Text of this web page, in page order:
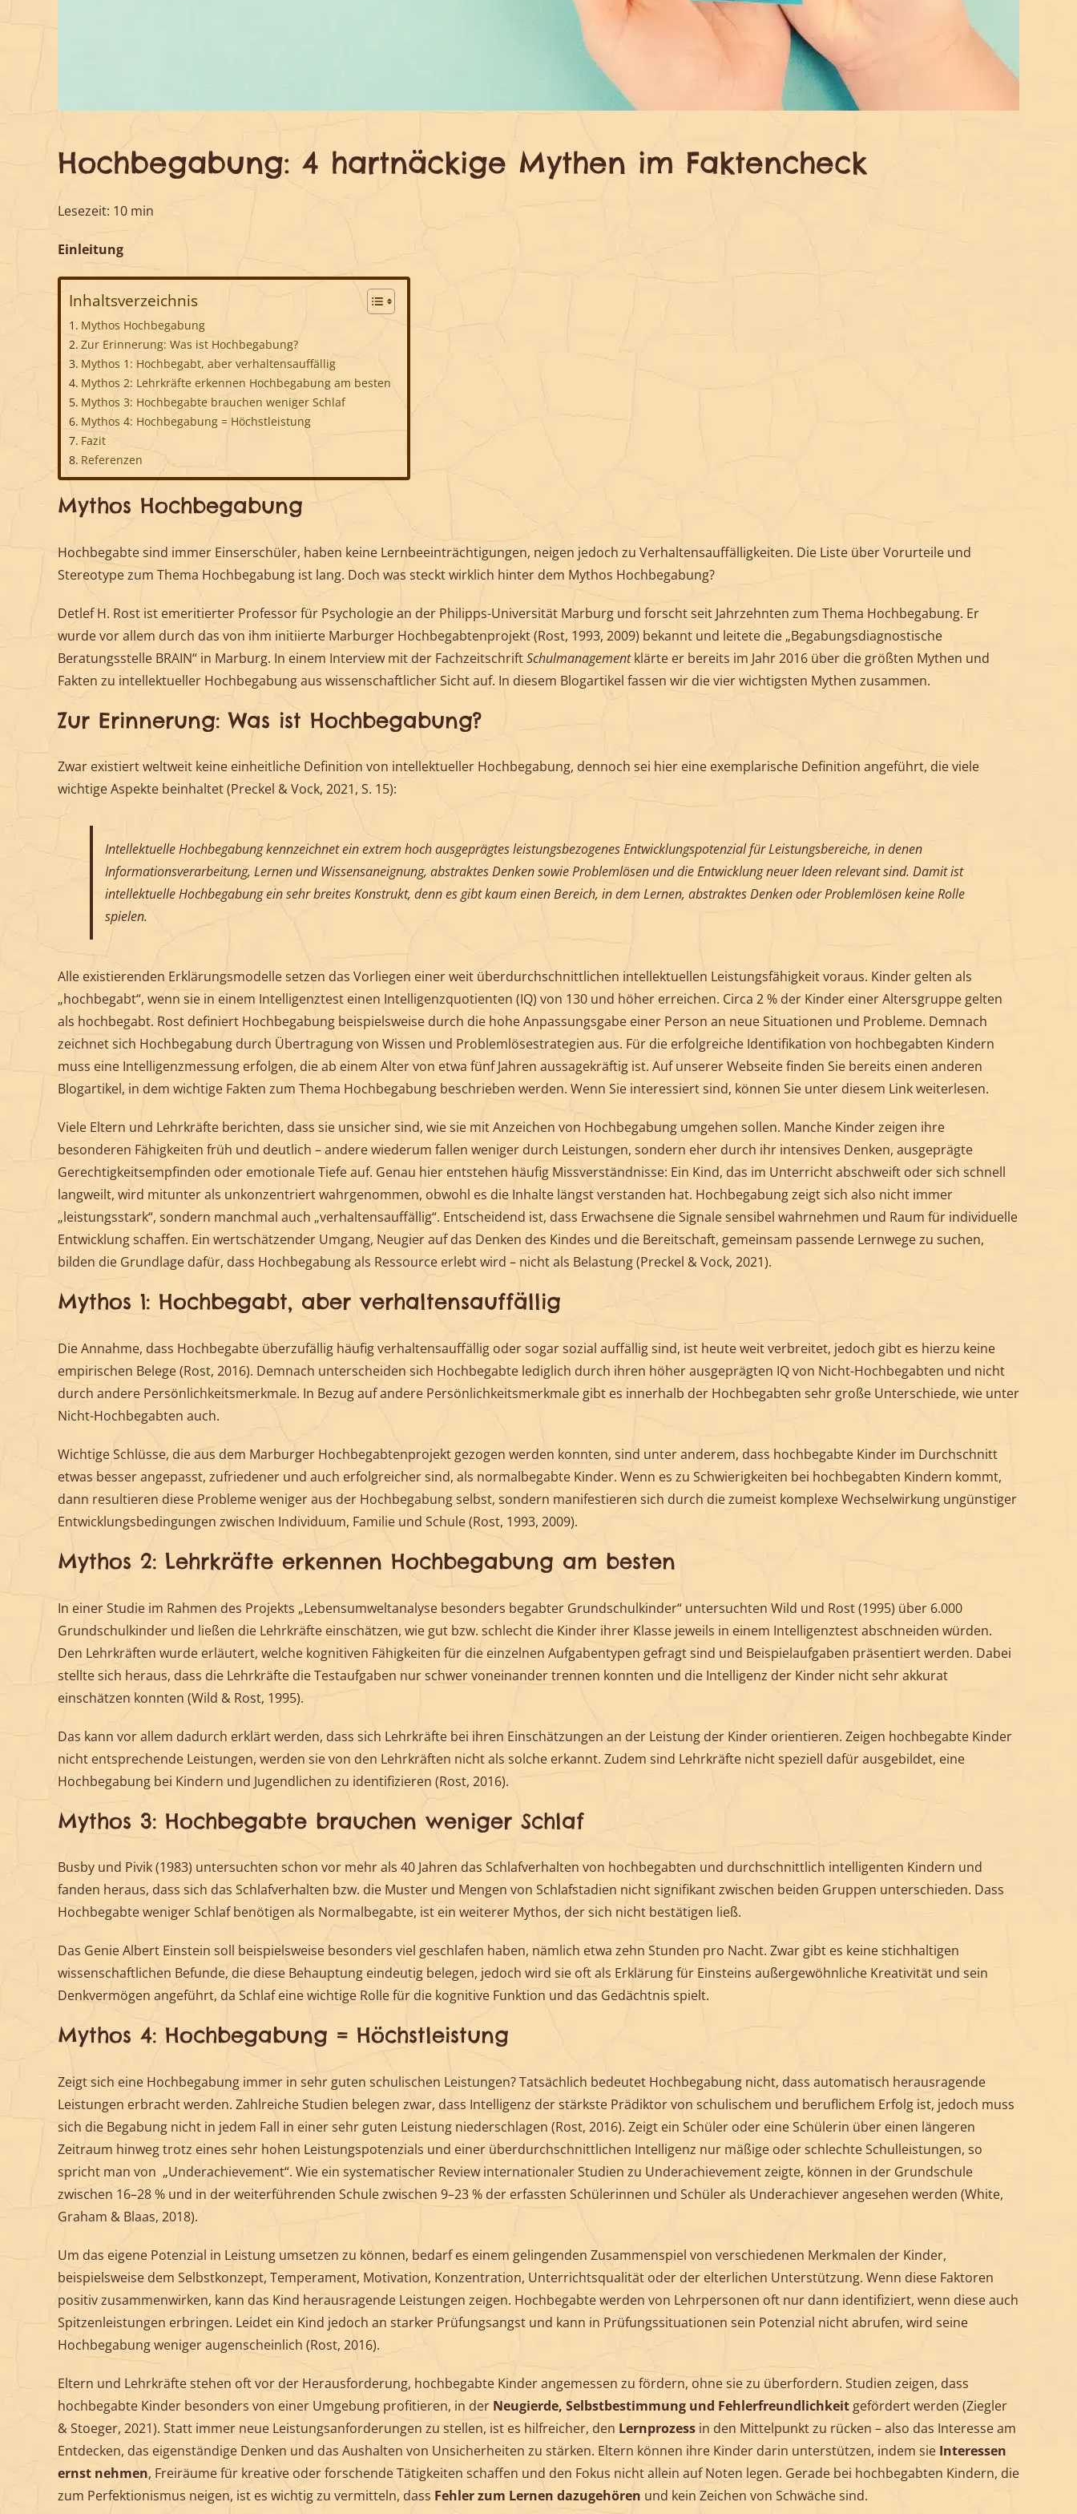
Hochbegabung: 4 hartnäckige Mythen im Faktencheck
Lesezeit: 10 min
Einleitung
Inhaltsverzeichnis
Mythos Hochbegabung
Zur Erinnerung: Was ist Hochbegabung?
Mythos 1: Hochbegabt, aber verhaltensauffällig
Mythos 2: Lehrkräfte erkennen Hochbegabung am besten
Mythos 3: Hochbegabte brauchen weniger Schlaf
Mythos 4: Hochbegabung = Höchstleistung
Fazit
Referenzen
Mythos Hochbegabung
Hochbegabte sind immer Einserschüler, haben keine Lernbeeinträchtigungen, neigen jedoch zu Verhaltensauffälligkeiten. Die Liste über Vorurteile und
Stereotype zum Thema Hochbegabung ist lang. Doch was steckt wirklich hinter dem Mythos Hochbegabung?
Detlef H. Rost ist emeritierter Professor für Psychologie an der Philipps-Universität Marburg und forscht seit Jahrzehnten zum Thema Hochbegabung. Er
wurde vor allem durch das von ihm initiierte Marburger Hochbegabtenprojekt (Rost, 1993, 2009) bekannt und leitete die „Begabungsdiagnostische
Beratungsstelle BRAIN“ in Marburg. In einem Interview mit der FachzeitschriftSchulmanagementklärte er bereits im Jahr 2016 über die größten Mythen und
Fakten zu intellektueller Hochbegabung aus wissenschaftlicher Sicht auf. In diesem Blogartikel fassen wir die vier wichtigsten Mythen zusammen.
Zur Erinnerung: Was ist Hochbegabung?
Zwar existiert weltweit keine einheitliche Definition von intellektueller Hochbegabung, dennoch sei hier eine exemplarische Definition angeführt, die viele
wichtige Aspekte beinhaltet (Preckel & Vock, 2021, S. 15):
Intellektuelle Hochbegabung kennzeichnet ein extrem hoch ausgeprägtes leistungsbezogenes Entwicklungspotenzial für Leistungsbereiche, in denen
Informationsverarbeitung, Lernen und Wissensaneignung, abstraktes Denken sowie Problemlösen und die Entwicklung neuer Ideen relevant sind. Damit ist
intellektuelle Hochbegabung ein sehr breites Konstrukt, denn es gibt kaum einen Bereich, in dem Lernen, abstraktes Denken oder Problemlösen keine Rolle
spielen.
Alle existierenden Erklärungsmodelle setzen das Vorliegen einer weit überdurchschnittlichen intellektuellen Leistungsfähigkeit voraus. Kinder gelten als
„hochbegabt“, wenn sie in einem Intelligenztest einen Intelligenzquotienten (IQ) von 130 und höher erreichen. Circa 2 % der Kinder einer Altersgruppe gelten
als hochbegabt. Rost definiert Hochbegabung beispielsweise durch die hohe Anpassungsgabe einer Person an neue Situationen und Probleme. Demnach
zeichnet sich Hochbegabung durch Übertragung von Wissen und Problemlösestrategien aus. Für die erfolgreiche Identifikation von hochbegabten Kindern
muss eine Intelligenzmessung erfolgen, die ab einem Alter von etwa fünf Jahren aussagekräftig ist. Auf unserer Webseite finden Sie bereits einen anderen
Blogartikel, in dem wichtige Fakten zum Thema Hochbegabung beschrieben werden. Wenn Sie interessiert sind, können Sie unter diesem Linkweiterlesen.
Viele Eltern und Lehrkräfte berichten, dass sie unsicher sind, wie sie mit Anzeichen von Hochbegabung umgehen sollen. Manche Kinder zeigen ihre
besonderen Fähigkeiten früh und deutlich – andere wiederum fallen weniger durch Leistungen, sondern eher durch ihr intensives Denken, ausgeprägte
Gerechtigkeitsempfinden oder emotionale Tiefe auf. Genau hier entstehen häufig Missverständnisse: Ein Kind, das im Unterricht abschweift oder sich schnell
langweilt, wird mitunter als unkonzentriert wahrgenommen, obwohl es die Inhalte längst verstanden hat. Hochbegabung zeigt sich also nicht immer
„leistungsstark“, sondern manchmal auch „verhaltensauffällig“. Entscheidend ist, dass Erwachsene die Signale sensibel wahrnehmen und Raum für individuelle
Entwicklung schaffen. Ein wertschätzender Umgang, Neugier auf das Denken des Kindes und die Bereitschaft, gemeinsam passende Lernwege zu suchen,
bilden die Grundlage dafür, dass Hochbegabung als Ressource erlebt wird – nicht als Belastung (Preckel & Vock, 2021).
Mythos 1: Hochbegabt, aber verhaltensauffällig
Die Annahme, dass Hochbegabte überzufällig häufig verhaltensauffällig oder sogar sozial auffällig sind, ist heute weit verbreitet, jedoch gibt es hierzu keine
empirischen Belege (Rost, 2016). Demnach unterscheiden sich Hochbegabte lediglich durch ihren höher ausgeprägten IQ von Nicht-Hochbegabten und nicht
durch andere Persönlichkeitsmerkmale. In Bezug auf andere Persönlichkeitsmerkmale gibt es innerhalb der Hochbegabten sehr große Unterschiede, wie unter
Nicht-Hochbegabten auch.
Wichtige Schlüsse, die aus dem Marburger Hochbegabtenprojekt gezogen werden konnten, sind unter anderem, dass hochbegabte Kinder im Durchschnitt
etwas besser angepasst, zufriedener und auch erfolgreicher sind, als normalbegabte Kinder. Wenn es zu Schwierigkeiten bei hochbegabten Kindern kommt,
dann resultieren diese Probleme weniger aus der Hochbegabung selbst, sondern manifestieren sich durch die zumeist komplexe Wechselwirkung ungünstiger
Entwicklungsbedingungen zwischen Individuum, Familie und Schule (Rost, 1993, 2009).
Mythos 2: Lehrkräfte erkennen Hochbegabung am besten
In einer Studie im Rahmen des Projekts „Lebensumweltanalyse besonders begabter Grundschulkinder“ untersuchten Wild und Rost (1995) über 6.000
Grundschulkinder und ließen die Lehrkräfte einschätzen, wie gut bzw. schlecht die Kinder ihrer Klasse jeweils in einem Intelligenztest abschneiden würden.
Den Lehrkräften wurde erläutert, welche kognitiven Fähigkeiten für die einzelnen Aufgabentypen gefragt sind und Beispielaufgaben präsentiert werden. Dabei
stellte sich heraus, dass die Lehrkräfte die Testaufgaben nur schwer voneinander trennen konnten und die Intelligenz der Kinder nicht sehr akkurat
einschätzen konnten (Wild & Rost, 1995).
Das kann vor allem dadurch erklärt werden, dass sich Lehrkräfte bei ihren Einschätzungen an der Leistung der Kinder orientieren. Zeigen hochbegabte Kinder
nicht entsprechende Leistungen, werden sie von den Lehrkräften nicht als solche erkannt. Zudem sind Lehrkräfte nicht speziell dafür ausgebildet, eine
Hochbegabung bei Kindern und Jugendlichen zu identifizieren (Rost, 2016).
Mythos 3: Hochbegabte brauchen weniger Schlaf
Busby und Pivik (1983) untersuchten schon vor mehr als 40 Jahren das Schlafverhalten von hochbegabten und durchschnittlich intelligenten Kindern und
fanden heraus, dass sich das Schlafverhalten bzw. die Muster und Mengen von Schlafstadien nicht signifikant zwischen beiden Gruppen unterschieden. Dass
Hochbegabte weniger Schlaf benötigen als Normalbegabte, ist ein weiterer Mythos, der sich nicht bestätigen ließ.
Das Genie Albert Einstein soll beispielsweise besonders viel geschlafen haben, nämlich etwa zehn Stunden pro Nacht. Zwar gibt es keine stichhaltigen
wissenschaftlichen Befunde, die diese Behauptung eindeutig belegen, jedoch wird sie oft als Erklärung für Einsteins außergewöhnliche Kreativität und sein
Denkvermögen angeführt, da Schlaf eine wichtige Rolle für die kognitive Funktion und das Gedächtnis spielt.
Mythos 4: Hochbegabung = Höchstleistung
Zeigt sich eine Hochbegabung immer in sehr guten schulischen Leistungen? Tatsächlich bedeutet Hochbegabung nicht, dass automatisch herausragende
Leistungen erbracht werden. Zahlreiche Studien belegen zwar, dass Intelligenz der stärkste Prädiktor von schulischem und beruflichem Erfolg ist, jedoch muss
sich die Begabung nicht in jedem Fall in einer sehr guten Leistung niederschlagen (Rost, 2016). Zeigt ein Schüler oder eine Schülerin über einen längeren
Zeitraum hinweg trotz eines sehr hohen Leistungspotenzials und einer überdurchschnittlichen Intelligenz nur mäßige oder schlechte Schulleistungen, so
spricht man von „Underachievement“. Wie ein systematischer Review internationaler Studien zu Underachievement zeigte, können in der Grundschule
zwischen 16–28 % und in der weiterführenden Schule zwischen 9–23 % der erfassten Schülerinnen und Schüler als Underachiever angesehen werden (White,
Graham & Blaas, 2018).
Um das eigene Potenzial in Leistung umsetzen zu können, bedarf es einem gelingenden Zusammenspiel von verschiedenen Merkmalen der Kinder,
beispielsweise dem Selbstkonzept, Temperament, Motivation, Konzentration, Unterrichtsqualität oder der elterlichen Unterstützung. Wenn diese Faktoren
positiv zusammenwirken, kann das Kind herausragende Leistungen zeigen. Hochbegabte werden von Lehrpersonen oft nur dann identifiziert, wenn diese auch
Spitzenleistungen erbringen. Leidet ein Kind jedoch an starker Prüfungsangst und kann in Prüfungssituationen sein Potenzial nicht abrufen, wird seine
Hochbegabung weniger augenscheinlich (Rost, 2016).
Eltern und Lehrkräfte stehen oft vor der Herausforderung, hochbegabte Kinder angemessen zu fördern, ohne sie zu überfordern. Studien zeigen, dass
hochbegabte Kinder besonders von einer Umgebung profitieren, in der Neugierde, Selbstbestimmung und Fehlerfreundlichkeitgefördert werden (Ziegler
& Stoeger, 2021). Statt immer neue Leistungsanforderungen zu stellen, ist es hilfreicher, den Lernprozessin den Mittelpunkt zu rücken – also das Interesse am
Entdecken, das eigenständige Denken und das Aushalten von Unsicherheiten zu stärken. Eltern können ihre Kinder darin unterstützen, indem sie Interessen
ernst nehmen, Freiräume für kreative oder forschende Tätigkeiten schaffen und den Fokus nicht allein auf Noten legen. Gerade bei hochbegabten Kindern, die
zum Perfektionismus neigen, ist es wichtig zu vermitteln, dass Fehler zum Lernen dazugehören und kein Zeichen von Schwäche sind.